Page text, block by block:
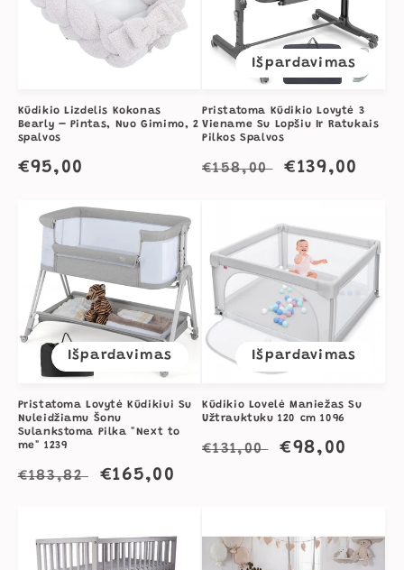
Kūdikio Lizdelis Kokonas
Bearly – Pintas, Nuo Gimimo, 2
spalvos
Įprasta
€95,00
Išpardavimas
Pristatoma Kūdikio Lovytė 3
Viename Su Lopšiu Ir Ratukais
Pilkos Spalvos
Įprasta
€158,00 €139,00
Išpardavimas
Pristatoma Lovytė Kūdikiui Su
Nuleidžiamu Šonu
Sulankstoma Pilka "Next to
me" 1239
Įprasta
€183,82
Išpardavimo
€165,00
Išpardavimas
Kūdikio Lovelė Maniežas Su
Užtrauktuku 120 cm 1096
Įprasta
€131,00
Išpardavimo
€98,00